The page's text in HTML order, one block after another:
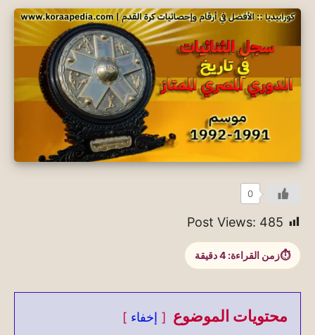
0
Post Views: 485
زمن القراءة: 4دقيقة
محتويات الموضوع
إخفاء